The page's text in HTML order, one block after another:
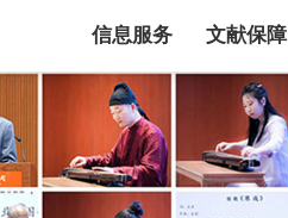
信息服务 文献保障